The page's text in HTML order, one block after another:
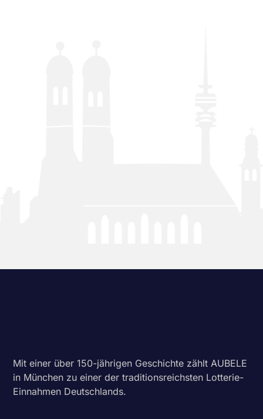
Mit einer über 150-jährigen Geschichte zählt AUBELE
in München zu einer der traditionsreichsten Lotterie-
Einnahmen Deutschlands.